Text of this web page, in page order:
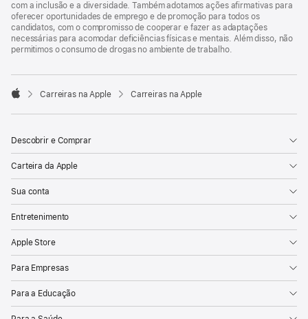
com a inclusão e a diversidade. Também adotamos ações afirmativas para
oferecer oportunidades de emprego e de promoção para todos os
candidatos, com o compromisso de cooperar e fazer as adaptações
necessárias para acomodar deficiências físicas e mentais. Além disso, não
permitimos o consumo de drogas no ambiente de trabalho.

Carreiras na Apple Carreiras na Apple
Descobrir e Comprar
Carteira da Apple
Sua conta
Entretenimento
Apple Store
Para Empresas
Para a Educação